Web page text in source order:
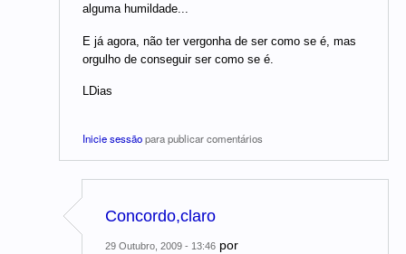
alguma humildade...
E já agora, não ter vergonha de ser como se é, mas
orgulho de conseguir ser como se é.
LDias
Inicie sessãopara publicar comentários
Concordo,claro
29 Outubro, 2009 - 13:46 por